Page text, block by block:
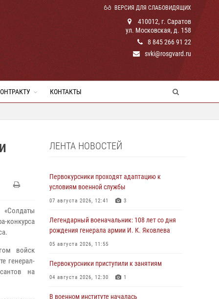
ВЕРСИЯ ДЛЯ СЛАБОВИДЯЩИХ
410012, г. Саратов
ул. Московская, д. 158
8 845 266 91 22
svki@rosgvard.ru
КОНТАКТЫ
«Солдаты
конкурса
войск
генерал-
на
ЛЕНТА НОВОСТЕЙ
Первокурсники проходят адаптацию к
условиям военной службы
07 августа 2026, 12:41 3
Легендарный военачальник: 108 лет со дня
рождения генерала армии И. К. Яковлева
05 августа 2026, 11:55
Первокурсники приступили к занятиям
04 августа 2026, 12:30 1
В военном институте началась